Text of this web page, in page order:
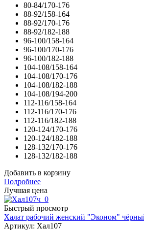
80-84/170-176
88-92/158-164
88-92/170-176
88-92/182-188
96-100/158-164
96-100/170-176
96-100/182-188
104-108/158-164
104-108/170-176
104-108/182-188
104-108/194-200
112-116/158-164
112-116/170-176
112-116/182-188
120-124/170-176
120-124/182-188
128-132/170-176
128-132/182-188
Добавить в корзину
Подробнее
Лучшая цена
Быстрый просмотр
Халат рабочий женский "Эконом"
Артикул: Хал107